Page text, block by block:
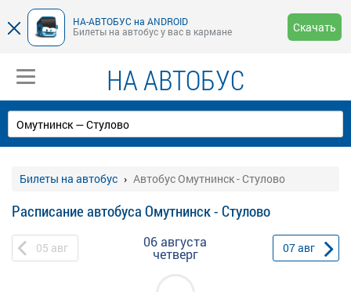
НА-АВТОБУС на ANDROID
Билеты на автобус у вас в кармане
Скачать
НА АВТОБУС
Билеты на автобус Автобус Омутнинск - Стулово
Расписание автобуса Омутнинск - Стулово
05 авг 06 августа
четверг 07авг